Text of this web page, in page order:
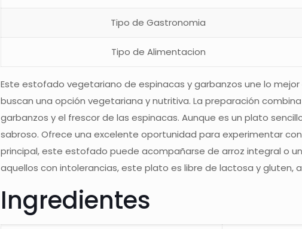
Tipo de Gastronomia
Tipo de Alimentacion
Este estofado vegetariano de espinacas y garbanzos une lo
buscan una opción vegetariana y nutritiva. La preparación
garbanzos y el frescor de las espinacas. Aunque es un plato
sabroso. Ofrece una excelente oportunidad para experimentar
principal, este estofado puede acompañarse de arroz integral o
aquellos con intolerancias, este plato es libre de lactosa y gluten,
Ingredientes